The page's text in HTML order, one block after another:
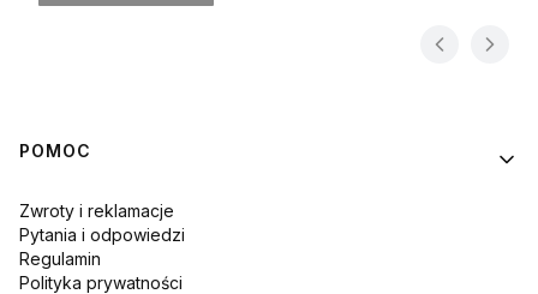
Linki w stopce
POMOC
Zwroty i reklamacje
Pytania i odpowiedzi
Regulamin
Polityka prywatności